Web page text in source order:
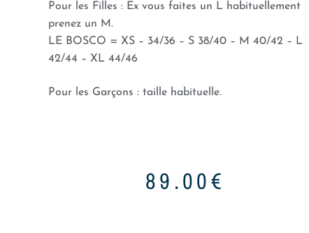
Pour les Filles : Ex vous faites un L habituellement
prenez un M.
LE BOSCO = XS – 34/36 – S 38/40 – M 40/42 – L
42/44 – XL 44/46
Pour les Garçons : taille habituelle.
89.00€